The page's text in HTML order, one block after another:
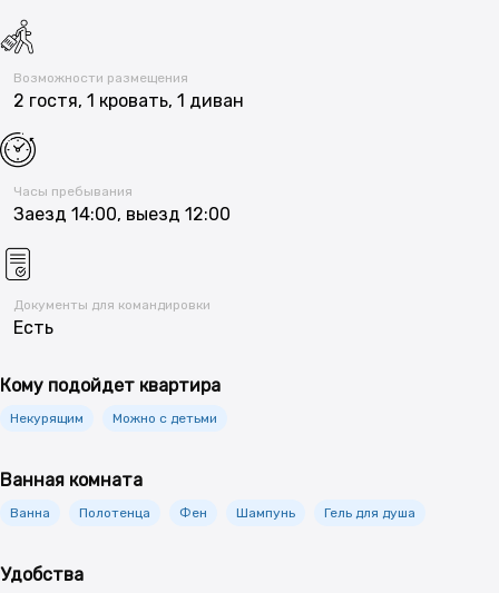
Возможности размещения
2 гостя, 1 кровать, 1 диван
Часы пребывания
Заезд 14:00, выезд 12:00
Документы для командировки
Есть
Кому подойдет квартира
Некурящим Можно с детьми
Ванная комната
Ванна Полотенца Фен Шампунь Гель для душа
Удобства